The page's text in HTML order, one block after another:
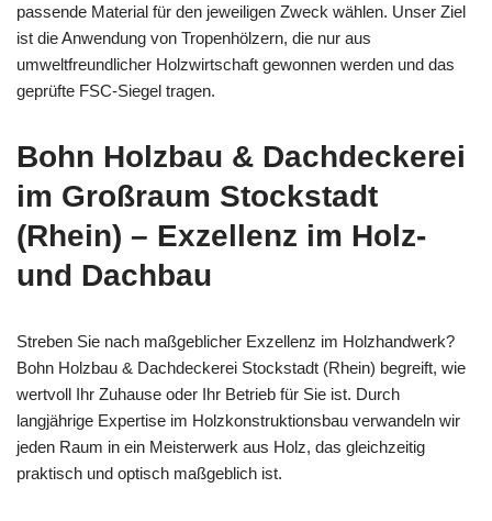
passende Material für den jeweiligen Zweck wählen. Unser Ziel
ist die Anwendung von Tropenhölzern, die nur aus
umweltfreundlicher Holzwirtschaft gewonnen werden und das
geprüfte FSC-Siegel tragen.
Bohn Holzbau & Dachdeckerei
im Großraum Stockstadt
(Rhein) – Exzellenz im Holz-
und Dachbau
Streben Sie nach maßgeblicher Exzellenz im Holzhandwerk?
Bohn Holzbau & Dachdeckerei Stockstadt (Rhein) begreift, wie
wertvoll Ihr Zuhause oder Ihr Betrieb für Sie ist. Durch
langjährige Expertise im Holzkonstruktionsbau verwandeln wir
jeden Raum in ein Meisterwerk aus Holz, das gleichzeitig
praktisch und optisch maßgeblich ist.